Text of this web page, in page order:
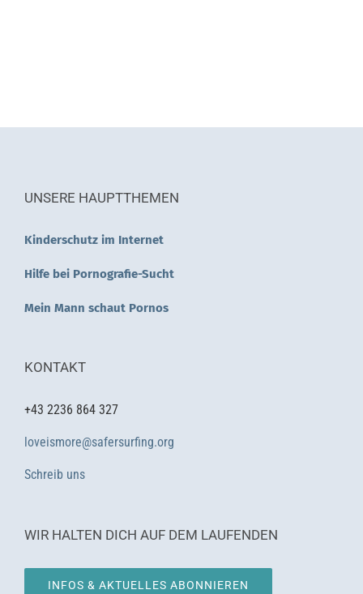
UNSERE HAUPTTHEMEN
Kinderschutz im Internet
Hilfe bei Pornografie-Sucht
Mein Mann schaut Pornos
KONTAKT
+43 2236 864 327
loveismore@safersurfing.org
Schreib uns
WIR HALTEN DICH AUF DEM LAUFENDEN
INFOS & AKTUELLES ABONNIEREN